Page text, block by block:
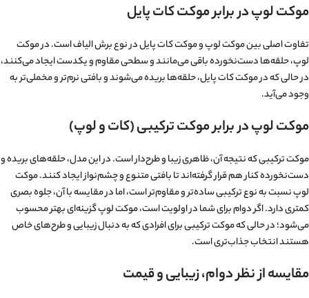
موکت لوپ در برابر موکت کات پایل
تفاوت اصلی بین موکت لوپ و موکت کات پایل در نوع برش الیاف است. در موکت
لوپ، حلقه‌ها دست‌نخورده باقی می‌مانند و سطحی مقاوم و یکدست ایجاد می‌کنند،
در حالی که در موکت کات پایل، حلقه‌ها بریده می‌شوند و بافتی نرم‌تر و مخملی‌تر به
وجود می‌آید.
موکت لوپ در برابر موکت ترکیبی (کات و لوپ)
موکت ترکیبی که نتیجه آن، ظاهری زیبا و طرح‌دار است. در این مدل، حلقه‌های بریده و
دست‌نخورده کنار هم قرار گرفته‌اند تا بافتی متنوع و چشم‌نواز ایجاد کنند. موکت
لوپ نسبت به نوع ترکیبی ساده‌تر و مقاوم‌تر است، اما در مقایسه با آن، جلوه بصری
کمتری دارد. اگر دوام برای شما در اولویت است، موکت لوپ گزینه‌ای بهتر محسوب
می‌شود؛ در حالی که موکت ترکیبی برای افرادی که به دنبال زیبایی و طرح‌های خاص
هستند انتخاب جذاب‌تری است.
مقایسه از نظر دوام، زیبایی و قیمت